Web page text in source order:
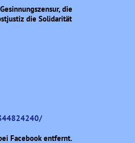
die
die Solidarität
Facebook entfernt.